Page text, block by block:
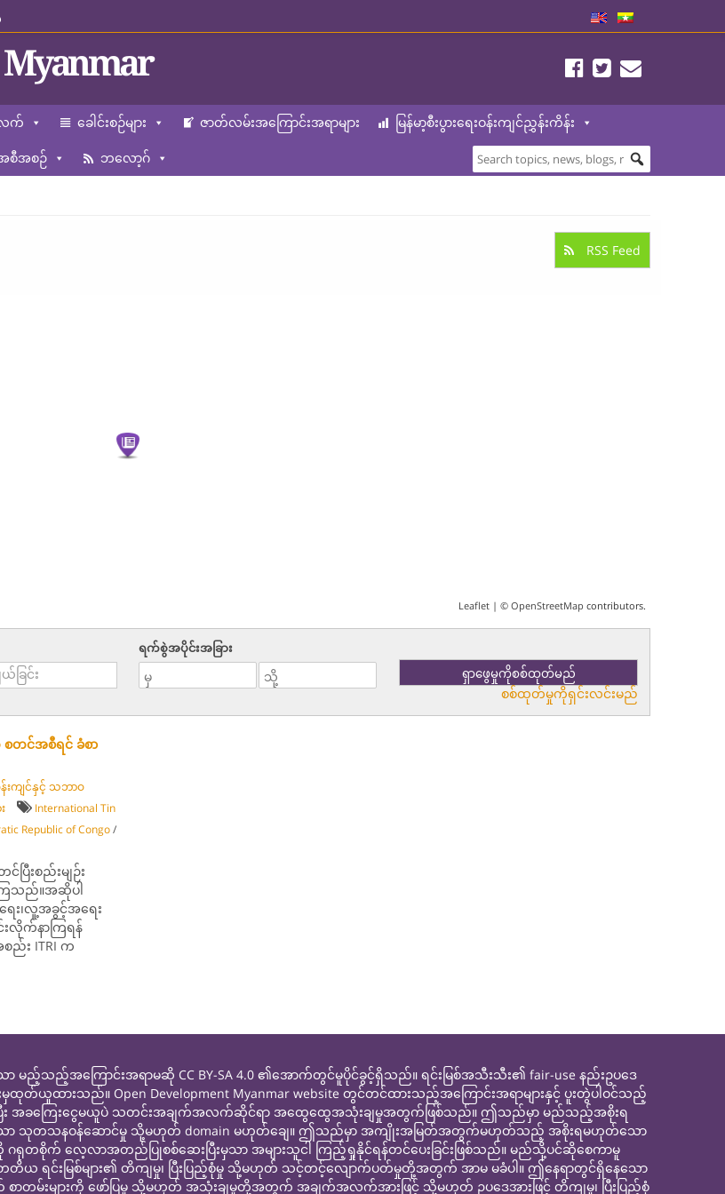
Myanmar
က် ခေါင်းစဉ်များ ဇာတ်လမ်းအကြောင်းအရာများ မြန်မာ့စီးပွားရေးဝန်းကျင်ညွှန်းကိန်း
စီအစဉ် ဘလော့ဂ်
RSS Feed
Leaflet| © OpenStreetMap contributors.
ရက်စွဲအပိုင်းအခြား
စစ်ထုတ်မှုကိုရှင်းလင်းမည်
စတင်အစီရင် ခံစာ
းကျင်နှင့် သဘာဝ
International Tin
Republic of Congo/
းစည်းမျဉ်း
ြသည်။အဆိုပါ
း၊လူ့အခွင့်အရေး
းလိုက်နာကြရန်
း ITRI က
မည့်သည့်အကြောင်းအရာမဆို CC BY-SA 4.0 ၏အောက်တွင်မူပိုင်ခွင့်ရှိသည်။ ရင်းမြစ်အသီးသီး၏ fair-use နည်းဥပဒေ
ားမှထုတ်ယူထားသည်။ Open Development Myanmar website တွင်တင်ထားသည့်အကြောင်းအရာများနှင့် ပူးတွဲပါဝင်သည့်
ဖြစ်ပြီး အခကြေးငွေမယူပဲ သတင်းအချက်အလက်ဆိုင်ရာ အထွေထွေအသုံးချမှုအတွက်ဖြစ်သည်။ ဤသည်မှာ မည်သည့်အစိုးရ
ေသော သုတသနဝန်ဆောင်မှု သို့မဟုတ် domain မဟုတ်ချေ။ ဤသည်မှာ အကျိုးအမြတ်အတွက်မဟုတ်သည့် အစိုးရမဟုတ်သော
တစိုက် လေ့လာအတည်ပြုစစ်ဆေးပြီးမှသာ အများသူငါ ကြည့်ရှုနိုင်ရန်တင်ပေးခြင်းဖြစ်သည်။ မည်သို့ပင်ဆိုစေကာမူ
တတိယ ရင်းမြစ်များ၏ တိကျမှု၊ ပြီးပြည့်စုံမှု သို့မဟုတ် သင့်တင့်လျောက်ပတ်မှုတို့အတွက် အာမ မခံပါ။ ဤနေရာတွင်ရှိနေသော
တမ်းများကို ဖော်ပြမှု သို့မဟုတ် အသုံးချမှုတို့အတွက် အချက်အလက်အားဖြင့် သို့မဟုတ် ဥပဒေအားဖြင့် တိကျမှု၊ ပြီးပြည့်စုံ